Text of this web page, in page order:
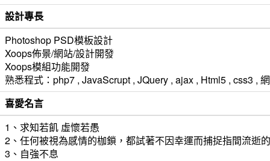
設計專長
Photoshop PSD模板設計
Xoops佈景/網站/設計開發
Xoops模組功能開發
熟悉程式：php7 , JavaScrupt , JQuery , ajax , Html5 , css3 ,
喜愛名言
1、求知若飢 虛懷若愚
2、任何被視為感情的枷鎖，都試著不因幸運而捕捉指間流逝
3、自強不息